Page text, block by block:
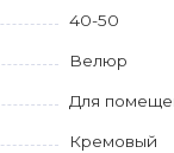
40-50
Велюр
Для
Кремовый